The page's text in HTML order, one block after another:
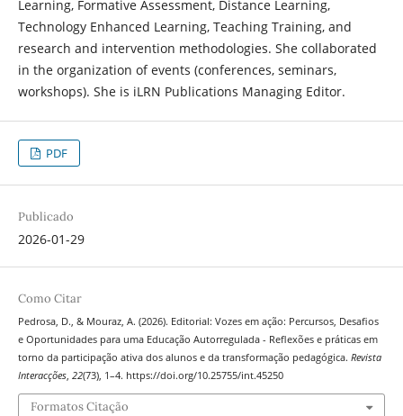
Learning, Formative Assessment, Distance Learning,
Technology Enhanced Learning, Teaching Training, and
research and intervention methodologies. She collaborated
in the organization of events (conferences, seminars,
workshops). She is iLRN Publications Managing Editor.
PDF
Publicado
2026-01-29
Como Citar
Pedrosa, D., & Mouraz, A. (2026). Editorial: Vozes em ação: Percursos, Desafios
e Oportunidades para uma Educação Autorregulada - Reflexões e práticas em
torno da participação ativa dos alunos e da transformação pedagógica. Revista
Interacções, 22(73), 1–4. https://doi.org/10.25755/int.45250
Formatos Citação